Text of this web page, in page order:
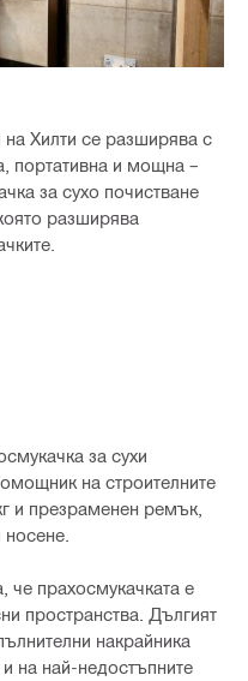
Хилти се разширява с
портативна и мощна –
за сухо почистване
разширява
за сухи
на строителните
и презраменен ремък,
че прахосмукачката е
пространства. Дългият
накрайника
на най-недостъпните